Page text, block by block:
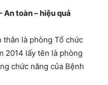
An toàn – hiệu quả
là phòng Tổ chức
2014 lấy tên là phòng
chức năng của Bệnh